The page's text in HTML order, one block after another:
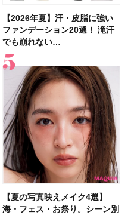
【2026年夏】汗・皮脂に強い
ファンデーション20選！ 滝汗
でも崩れない…
【夏の写真映えメイク4選】
海・フェス・お祭り。シーン別
【クリスマスコフレ2026】ク
リニークのホリデーコフレを一
挙紹介！ 人気…
【2026夏】「洗顔料」ランキ
ングTOP5！＜マキアビューテ
【2026年夏】汗・皮脂に強い
ファンデーション20選！ 滝汗
でも崩れない…
【夏の写真映えメイク4選】
海・フェス・お祭り。シーン別
【2026夏】「リップケア」ラ
ンキングTOP5！＜美容マニア
集団・マキア…
【石井美保さん・50歳のボディ
ケア愛用品16選】首・手・バス
【板野友美さんの美活】「最
近、下の歯の矯正を再開したん
です」オーラルケア…
【石井美保さんのおすすめお菓
子＆お茶10選】手土産にもぴっ
【2026年夏】小顔に見えるボ
ブの髪型37選！ レイヤー・切
りっぱなしな…
【2026年夏】透明感カラーの
髪色おすすめ20選！ ブリーチ
【無印良品】スキンケア×衣料
素材の最強タッグで実現！ 着
るだけで保湿でき…
【読者プレゼント】羽の見えな
いハンディファン
【セザンヌ】「ブライトカラー
シーラー」新色グリーンが8/7
に発売｜既存色…
先行販売でゲット🧡LUNASOL
アイカラーレーションN 23